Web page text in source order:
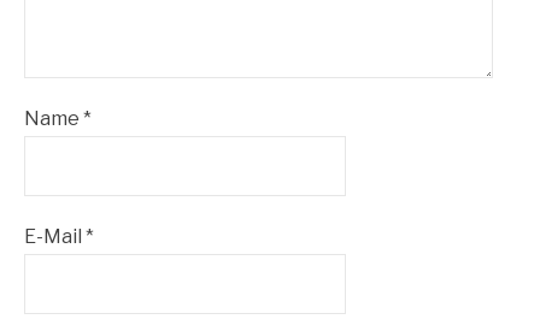
Name *
E-Mail *